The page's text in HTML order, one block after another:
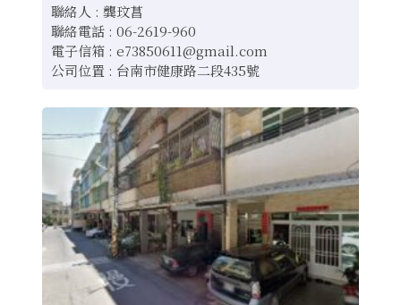
聯絡人 : 龔玟菖
聯絡電話 : 06-2619-960
電子信箱 : e73850611@gmail.com
公司位置 : 台南市健康路二段435號